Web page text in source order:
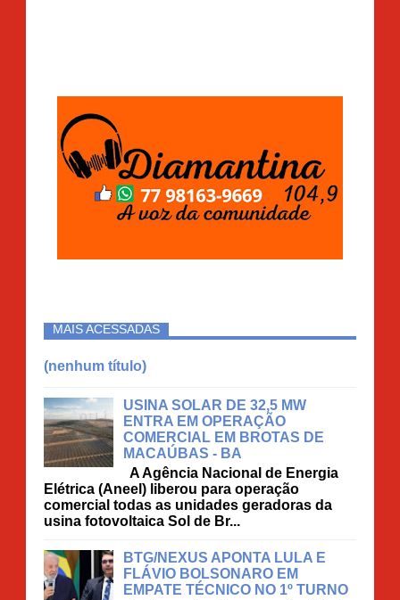
MAIS ACESSADAS
(nenhum título)
USINA SOLAR DE 32,5 MW
ENTRA EM OPERAÇÃO
COMERCIAL EM BROTAS DE
MACAÚBAS - BA
A Agência Nacional de Energia
Elétrica (Aneel) liberou para operação
comercial todas as unidades geradoras da
usina fotovoltaica Sol de Br...
BTG/NEXUS APONTA LULA E
FLÁVIO BOLSONARO EM
EMPATE TÉCNICO NO 1º TURNO